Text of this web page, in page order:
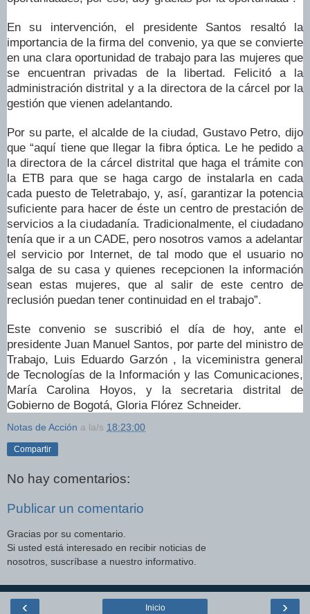
En su intervención, el presidente Santos resaltó la
importancia de la firma del convenio, ya que se convierte
en una clara oportunidad de trabajo para las mujeres que
se encuentran privadas de la libertad. Felicitó a la
administración distrital y a la directora de la cárcel por la
gestión que vienen adelantando.
Por su parte, el alcalde de la ciudad, Gustavo Petro, dijo
que “aquí tiene que llegar la fibra óptica. Le he pedido a
la directora de la cárcel distrital que haga el trámite con
la ETB para que se haga cargo de instalarla en cada
cada puesto de Teletrabajo, y, así, garantizar la potencia
suficiente para hacer de éste un centro de prestación de
servicios a la ciudadanía. Tradicionalmente, el ciudadano
tenía que ir a un CADE, pero nosotros vamos a adelantar
el servicio por Internet, de tal modo que el usuario no
salga de su casa y quienes recepcionen la información
sean estas mujeres, que al salir de este centro de
reclusión puedan tener continuidad en el trabajo”.
Este convenio se suscribió el día de hoy, ante el
presidente Juan Manuel Santos, por parte del ministro de
Trabajo, Luis Eduardo Garzón , la viceministra general
de Tecnologías de la Información y las Comunicaciones,
María Carolina Hoyos, y la secretaria distrital de
Gobierno de Bogotá, Gloria Flórez Schneider.
Notas de Acción a la/s 18:23:00
Compartir
No hay comentarios:
Publicar un comentario
Gracias por su comentario.
Si usted está interesado en recibir noticias de
nosotros, suscríbase a nuestro informativo.
‹ ›
Inicio